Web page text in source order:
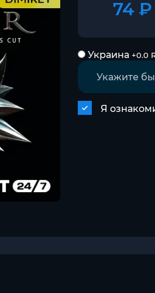
74 ₽
Украина +0.0
Я